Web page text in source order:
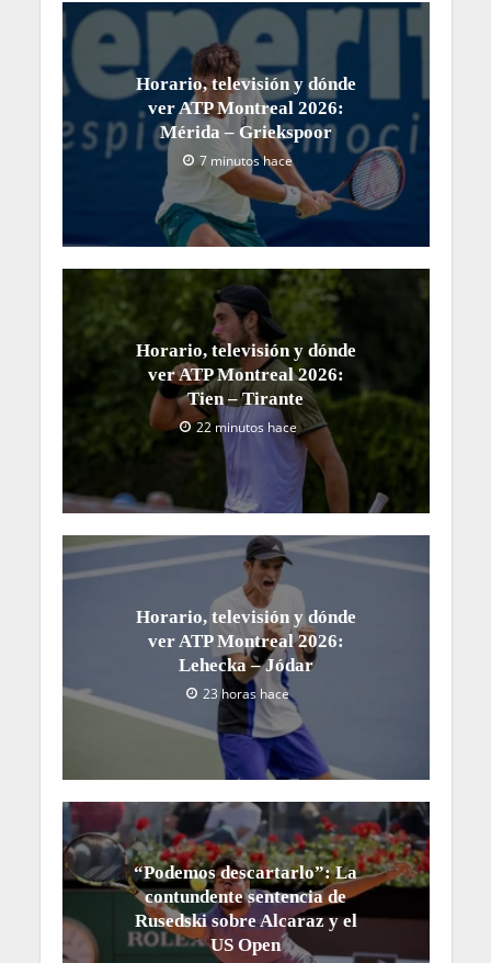
Horario, televisión y dónde
ver ATP Montreal 2026:
Mérida – Griekspoor
7 minutos hace
Horario, televisión y dónde
ver ATP Montreal 2026:
Tien – Tirante
22 minutos hace
Horario, televisión y dónde
ver ATP Montreal 2026:
Lehecka – Jódar
23 horas hace
“Podemos descartarlo”: La
contundente sentencia de
Rusedski sobre Alcaraz y el
US Open